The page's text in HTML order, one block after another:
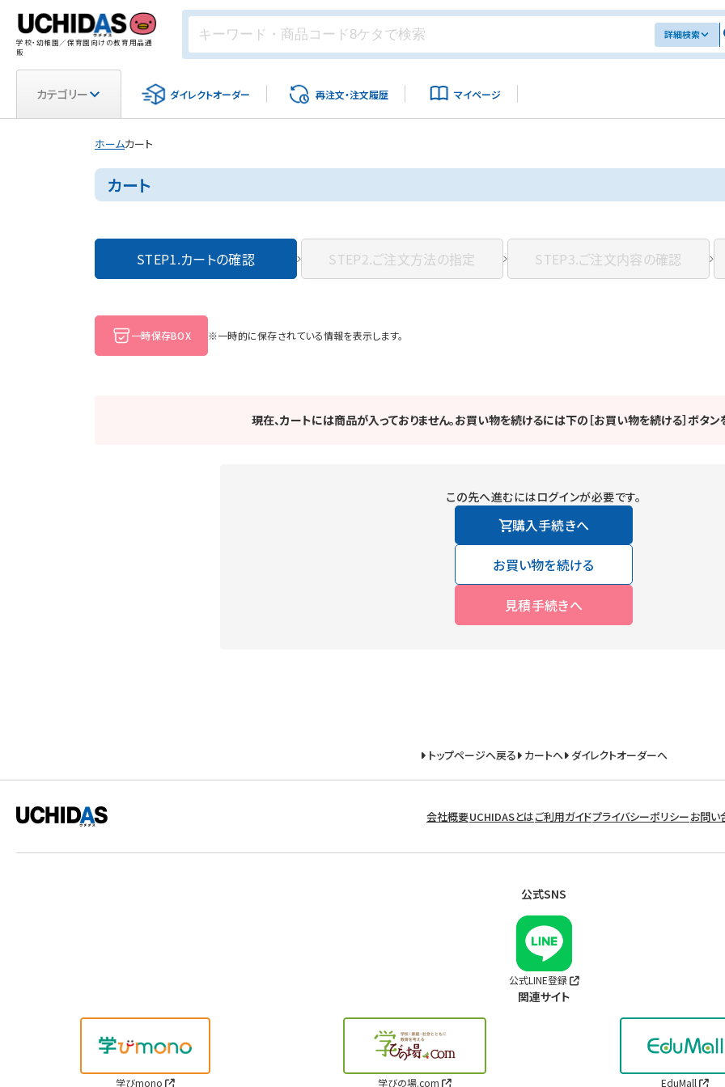
学校・幼稚園／保育園向けの教育用品通
販
詳細検索
カテゴリー ダイレクトオーダー 再注文・注文履歴 マイページ
ホームカート
カート
STEP1.カートの確認 STEP2.ご注文方法の指定 STEP3.ご注文内容の確認
一時保存BOX ※一時的に保存されている情報を表示します。
現在、カートには商品が入っておりません。お買い物を続けるには下の［お買い物を続ける］ボタン
この先へ進むにはログインが必要です。
購入手続きへ
お買い物を続ける
見積手続きへ
トップページへ戻る カートへ ダイレクトオーダーへ
会社概要UCHIDASとはご利用ガイドプライバシーポリシーお問い
公式SNS
公式LINE登録
関連サイト
学びmono 学びの場.com EduMall